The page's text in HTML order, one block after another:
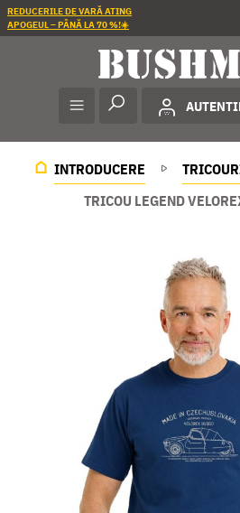
REDUCERILE DE VARĂ ATING
APOGEUL – PÂNĂ LA 70 %!☀️
INTRODUCERE
TRICOU LEGEND